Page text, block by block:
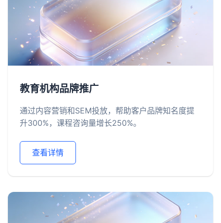
教育机构品牌推广
通过内容营销和SEM投放，帮助客户品牌知名度提
升300%，课程咨询量增长250%。
查看详情